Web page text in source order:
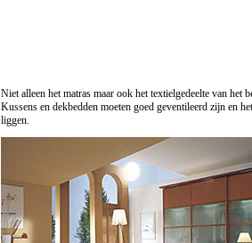
Niet alleen het matras maar ook het textielgedeelte van het
Kussens en dekbedden moeten goed geventileerd zijn en
liggen.